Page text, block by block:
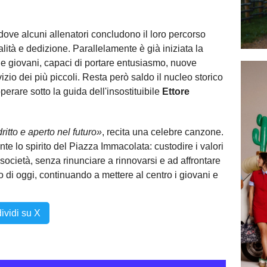
alcuni allenatori concludono il loro percorso
e dedizione. Parallelamente è già iniziata la
giovani, capaci di portare entusiasmo, nuove
dei più piccoli. Resta però saldo il nucleo storico
sotto la guida dell'insostituibile Ettore
e aperto nel futuro», recita una celebre canzone.
lo spirito del Piazza Immacolata: custodire i valori
senza rinunciare a rinnovarsi e ad affrontare
oggi, continuando a mettere al centro i giovani e
su X